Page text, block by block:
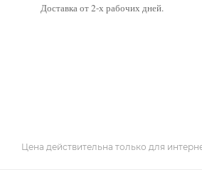
Доставка от 2-х рабочих дней.
Цена действительна только для